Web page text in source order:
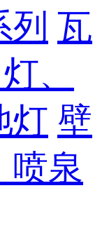
列 瓦
、
灯 壁
喷泉